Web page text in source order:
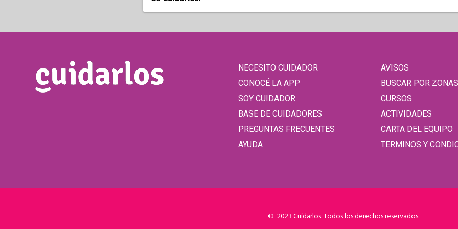
NECESITO CUIDADOR
CONOCÉ LA APP
SOY CUIDADOR
BASE DE CUIDADORES
PREGUNTAS FRECUENTES
AYUDA
AVISOS
BUSCAR POR ZONAS
CURSOS
ACTIVIDADES
CARTA DEL EQUIPO
TERMINOS Y
© 2023 Cuidarlos. Todos los derechos reservados.